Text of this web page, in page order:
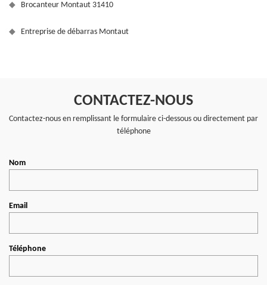
Brocanteur Montaut 31410
Entreprise de débarras Montaut
CONTACTEZ-NOUS
Contactez-nous en remplissant le formulaire ci-dessous ou directement par
téléphone
Nom
Email
Téléphone